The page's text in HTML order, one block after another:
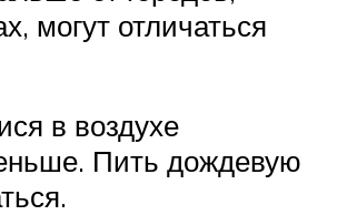
могут отличаться
в воздухе
Пить дождевую